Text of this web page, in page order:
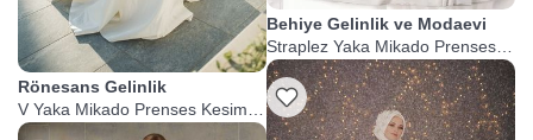
Rönesans Gelinlik
V Yaka Mikado Prenses Kesim
Gelinlik
Behiye Gelinlik ve Modaevi
Straplez Yaka Mikado Prenses
Gelinlik